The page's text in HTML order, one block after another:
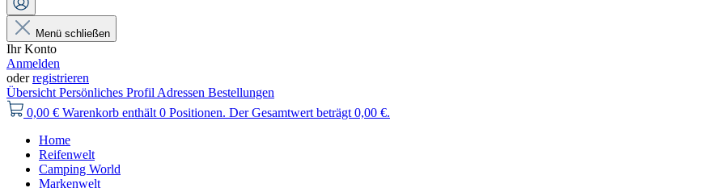
Menü schließen
Ihr Konto
Anmelden
oderregistrieren
Übersicht Persönliches Profil Adressen Bestellungen
0,00 € Warenkorb enthält 0 Positionen. Der Gesamtwert beträgt 0,00 €.
Home
Reifenwelt
Camping World
Markenwelt